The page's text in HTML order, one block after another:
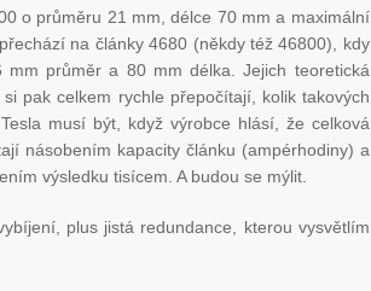
o průměru 21 mm, délce 70 mm a maximální
na články 4680 (někdy též 46800), kdy
průměr a 80 mm délka. Jejich teoretická
pak celkem rychle přepočítají, kolik takových
musí být, když výrobce hlásí, že celková
násobením kapacity článku (ampérhodiny) a
výsledku tisícem. A budou se mýlit.
plus jistá redundance, kterou vysvětlím